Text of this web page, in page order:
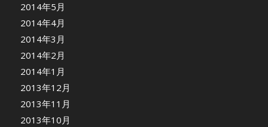
2014年5月
2014年4月
2014年3月
2014年2月
2014年1月
2013年12月
2013年11月
2013年10月